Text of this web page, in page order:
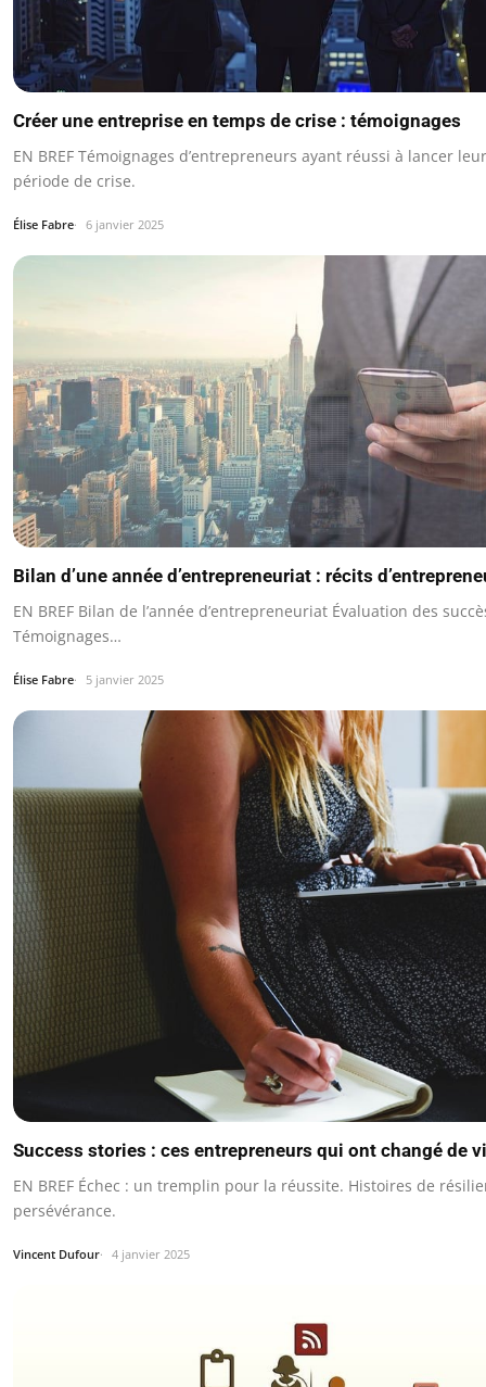
Créer une entreprise en temps de crise : témoignages
EN BREF Témoignages d’entrepreneurs ayant réussi à lancer
période de crise.
Élise Fabre 6 janvier 2025
Bilan d’une année d’entrepreneuriat : récits
EN BREF Bilan de l’année d’entrepreneuriat Évaluation des
Témoignages…
Élise Fabre 5 janvier 2025
Success stories : ces entrepreneurs qui ont changé de
EN BREF Échec : un tremplin pour la réussite. Histoires de
persévérance.
Vincent Dufour 4 janvier 2025